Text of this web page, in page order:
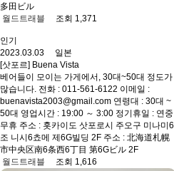
多田ビル
월드트래블
조회 1,371
인기
2023.03.03 일본
[삿포르] Buena Vista
베어들이 모이는 가게에서, 30대~50대 정도가
많습니다. 전화 : 011-561-6122 이메일 :
buenavista2003@gmail.com 연령대 : 30대 ~
50대 영업시간 : 19:00 ～ 3:00 정기휴일 : 연중
무휴 주소 : 홋카이도 삿포로시 주오구 미나미6
조 니시6쵸메 제6G빌딩 2F 주소 : 北海道札幌
市中央区南6条西6丁目 第6Gビル 2F
월드트래블
조회 1,616